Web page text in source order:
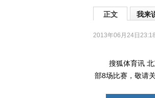
正文 我来
2013年06月24日23:18
搜狐体育讯 北
部8场比赛，敬请关